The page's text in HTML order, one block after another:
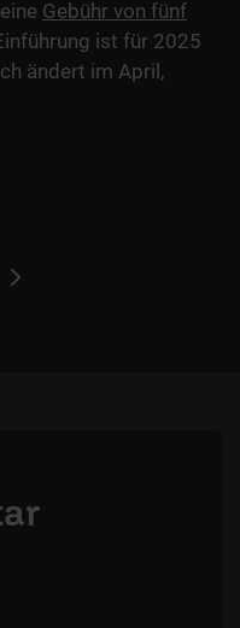
Gebühr von fünf
ist für 2025
ändert im April,